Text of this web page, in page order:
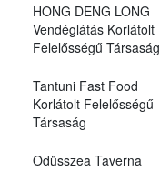
HONG DENG LONG
Vendéglátás Korlátolt
Felelősségű Társaság
Tantuni Fast Food
Korlátolt Felelősségű
Társaság
Odüsszea Taverna